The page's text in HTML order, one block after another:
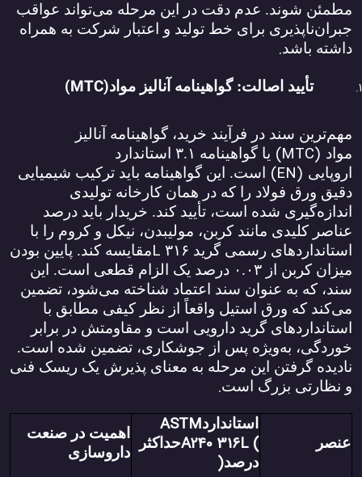
مطمئن شوند. عدم دقت در این مرحله می‌تواند عواقب
جبران‌ناپذیری برای خط تولید و اعتبار شرکت به همراه
داشته باشد.
تأیید اصالت: گواهینامه آنالیز مواد(MTC)
مهم‌ترین سند در فرآیند خرید، گواهینامه آنالیز
مواد (MTC) یا گواهینامه ۳.۱ استاندارد
اروپایی (EN)
است. این گواهینامه باید ترکیب شیمیایی
دقیق ورق فولاد را که در همان کارخانه تولیدی
اندازه‌گیری شده است، تأیید کند. خریدار باید درصد
عناصر کلیدی مانند کربن، مولیبدن، نیکل و کروم را با
استانداردهای رسمی گرید ۳۱۶ Lمقایسه کند. پایین بودن
میزان کربن از ۰.۰۳ درصد یک الزام قطعی است. این
سند، که به عنوان سند اعتماد شناخته می‌شود، تضمین
می‌کند که ورق استیل واقعاً از نظر کیفی مطابق با
استانداردهای گرید دارویی است و مقاومتش در برابر
خوردگی، به‌ویژه پس از جوشکاری، تضمین شده است.
نادیده گرفتن این مرحله به معنای پذیرش یک ریسک فنی
و نظارتی بزرگ است.
عنصر
استانداردASTM
A240 316L (حداکثر
درصد)
اهمیت در صنعت
داروسازی